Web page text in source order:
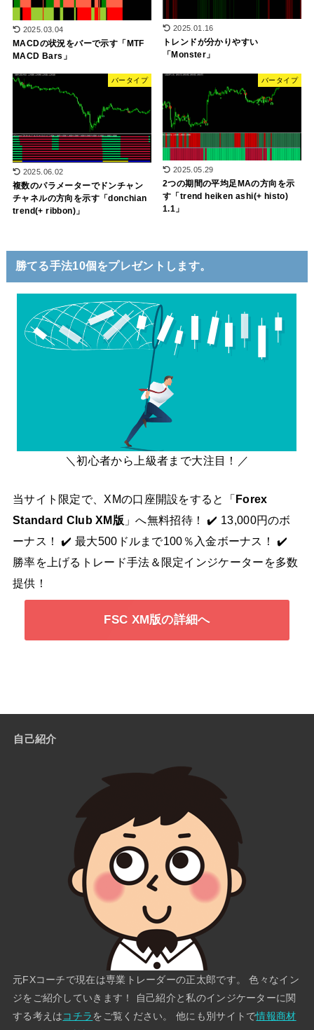
2025.03.04
MACDの状況をバーで示す「MTF
MACD Bars」
2025.01.16
トレンドが分かりやすい
「Monster」
バータイプ
2025.06.02
複数のパラメーターでドンチャン
チャネルの方向を示す「donchian
trend(+ ribbon)」
バータイプ
2025.05.29
2つの期間の平均足MAの方向を示
す「trend heiken ashi(+ histo)
1.1」
勝てる手法10個をプレゼントします。
＼初心者から上級者まで大注目！／
当サイト限定で、XMの口座開設をすると「 Forex
Standard Club XM版 」へ無料招待！ ✔️ 13,000円のボ
ーナス！ ✔️ 最大500ドルまで100％入金ボーナス！ ✔️
勝率を上げるトレード手法＆限定インジケーターを多数
提供！
FSC XM版の詳細へ
自己紹介
元FXコーチで現在は専業トレーダーの正太郎です。 色々なイン
ジをご紹介していきます！ 自己紹介と私のインジケーターに関
する考えはコチラをご覧ください。 他にも別サイトで情報商材